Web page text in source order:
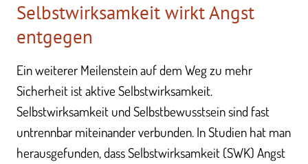
Selbstwirksamkeit wirkt Angst
entgegen
Ein weiterer Meilenstein auf dem Weg zu mehr
Sicherheit ist aktive Selbstwirksamkeit.
Selbstwirksamkeit und Selbstbewusstsein sind fast
untrennbar miteinander verbunden. In Studien hat man
herausgefunden, dass Selbstwirksamkeit (SWK) Angst